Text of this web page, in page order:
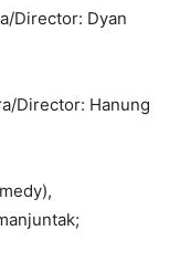
Director: Dyan
Director: Hanung